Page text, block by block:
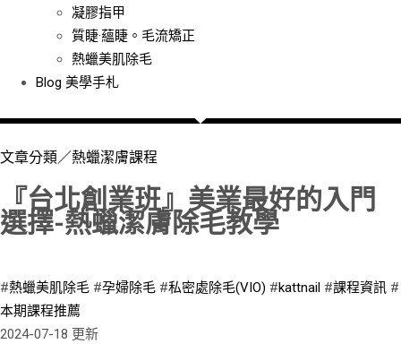
凝膠指甲
質睫·蘊睫。毛流矯正
熱蠟美肌除毛
Blog 美學手札
文章分類／熱蠟潔膚課程
『台北創業班』美業最好的入門
選擇-熱蠟潔膚除毛教學
#熱蠟美肌除毛 #孕婦除毛 #私密處除毛(VIO) #kattnail #課程資訊 #
本期課程推薦
2024-07-18 更新